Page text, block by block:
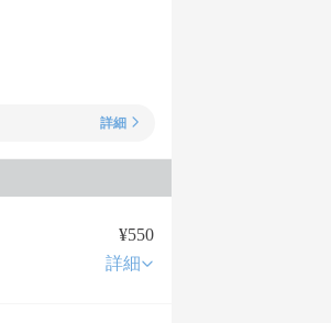
詳細
¥550
詳細